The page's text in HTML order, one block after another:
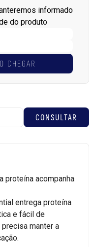
informado
do produto
CHEGAR
proteína acompanha
entrega proteína
e fácil de
manter a